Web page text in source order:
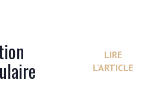
LIRE
L'ARTICLE